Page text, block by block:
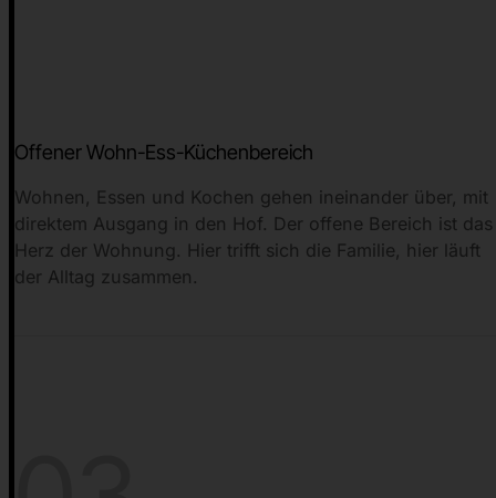
Offener Wohn-Ess-Küchenbereich
Wohnen, Essen und Kochen gehen ineinander über, mit
direktem Ausgang in den Hof. Der offene Bereich ist das
Herz der Wohnung. Hier trifft sich die Familie, hier läuft
der Alltag zusammen.